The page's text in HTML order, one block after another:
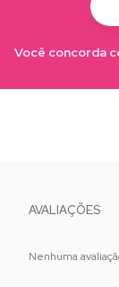
Você concorda
AVALIAÇÕES
Nenhuma